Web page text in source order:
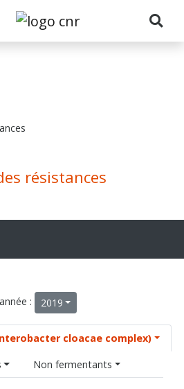
résistances
: 2019
cloacae complex)
Non fermentants